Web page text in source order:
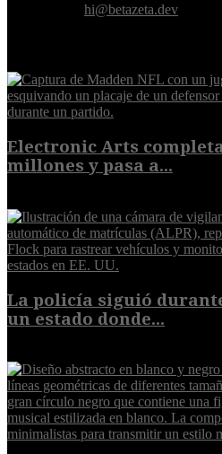
hi@betazeta.dev
Electronic Arts
millones y pasa a...
La policía siguió
un estado donde...